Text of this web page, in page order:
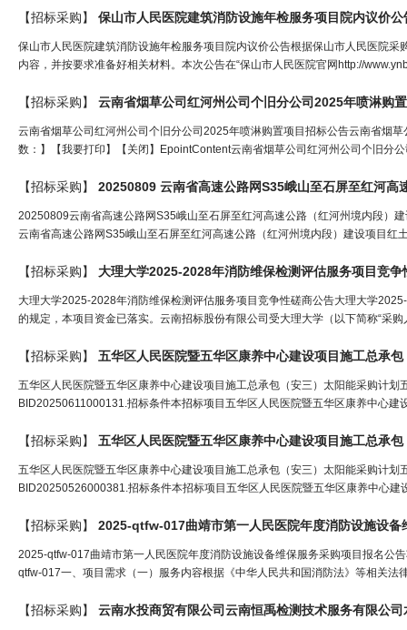
【招标采购】 保山市人民医院建筑消防设施年检服务项目院内议价公
保山市人民医院建筑消防设施年检服务项目院内议价公告根据保山市人民医院
内容，并按要求准备好相关材料。本次公告在“保山市人民医院官网http://
【招标采购】 云南省烟草公司红河州公司个旧分公司2025年喷淋购
云南省烟草公司红河州公司个旧分公司2025年喷淋购置项目招标公告云南省烟
数：】【我要打印】【关闭】EpointContent云南省烟草公司红河州公司个旧分
【招标采购】
20250809云南省高速公路网S35峨山至石屏至红河高速公路（红河州境内段）
云南省高速公路网S35峨山至石屏至红河高速公路（红河州境内段）建设项目红
【招标采购】 大理大学2025-2028年消防维保检测评估服务项目竞争
大理大学2025-2028年消防维保检测评估服务项目竞争性磋商公告大理大学
的规定，本项目资金已落实。云南招标股份有限公司受大理大学（以下简称“采
【招标采购】 五华区人民医院暨五华区康养中心建设项目施工总承
五华区人民医院暨五华区康养中心建设项目施工总承包（安三）太阳能采购计
BID20250611000131.招标条件本招标项目五华区人民医院暨五华区康养中心
【招标采购】 五华区人民医院暨五华区康养中心建设项目施工总承
五华区人民医院暨五华区康养中心建设项目施工总承包（安三）太阳能采购计
BID20250526000381.招标条件本招标项目五华区人民医院暨五华区康养中心
【招标采购】 2025-qtfw-017曲靖市第一人民医院年度消防设施设备
2025-qtfw-017曲靖市第一人民医院年度消防设施设备维保服务采购项目报名公
qtfw-017一、项目需求（一）服务内容根据《中华人民共和国消防法》等相关法
【招标采购】 云南水投商贸有限公司云南恒禹检测技术服务有限公